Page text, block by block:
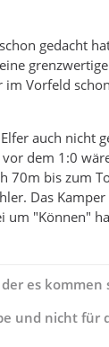
gedacht
Vorfeld
auch nicht
dem 1:0
70m bis zum
Das
um "Können"
es kommen
und nicht für